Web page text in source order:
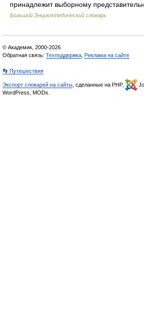
принадлежит выборному
Большой Энциклопедический словарь
© Академик, 2000-2026
Обратная связь: Техподдержка Реклама на сайте
👣 Путешествия
Экспорт словарей на сайты , сделанные на PHP,
WordPress, MODx.